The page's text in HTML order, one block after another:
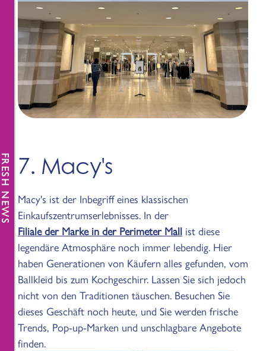
7. Macy's
Macy's ist der Inbegriff eines klassischen
Einkaufszentrumserlebnisses. In der
Filiale der Marke in der Perimeter Mall ist diese
legendäre Atmosphäre noch immer lebendig. Hier
haben Generationen von Käufern alles gefunden, vom
Ballkleid bis zum Kochgeschirr. Lassen Sie sich jedoch
nicht von den Traditionen täuschen. Besuchen Sie
dieses Geschäft noch heute, und Sie werden frische
Trends, Pop-up-Marken und unschlagbare Angebote
finden.
NEWS